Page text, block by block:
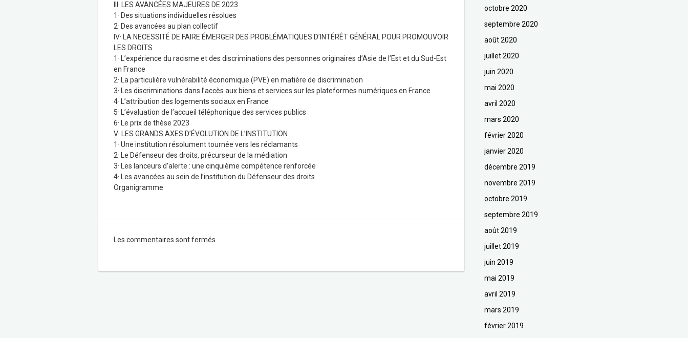
III· LES AVANCÉES MAJEURES DE 2023
1· Des situations individuelles résolues
2· Des avancées au plan collectif
IV· LA NECESSITÉ DE FAIRE ÉMERGER DES PROBLÉMATIQUES D’INTÉRÊT GÉNÉRAL POUR PROMOUVOIR
LES DROITS
1· L’expérience du racisme et des discriminations des personnes originaires d’Asie de l’Est et du Sud-Est
en France
2· La particulière vulnérabilité économique (PVE) en matière de discrimination
3· Les discriminations dans l’accès aux biens et services sur les plateformes numériques en France
4· L’attribution des logements sociaux en France
5· L’évaluation de l’accueil téléphonique des services publics
6· Le prix de thèse 2023
V· LES GRANDS AXES D’ÉVOLUTION DE L’INSTITUTION
1· Une institution résolument tournée vers les réclamants
2· Le Défenseur des droits, précurseur de la médiation
3· Les lanceurs d’alerte : une cinquième compétence renforcée
4· Les avancées au sein de l’institution du Défenseur des droits
Organigramme
Les commentaires sont fermés
octobre 2020
septembre 2020
août 2020
juillet 2020
juin 2020
mai 2020
avril 2020
mars 2020
février 2020
janvier 2020
décembre 2019
novembre 2019
octobre 2019
septembre 2019
août 2019
juillet 2019
juin 2019
mai 2019
avril 2019
mars 2019
février 2019